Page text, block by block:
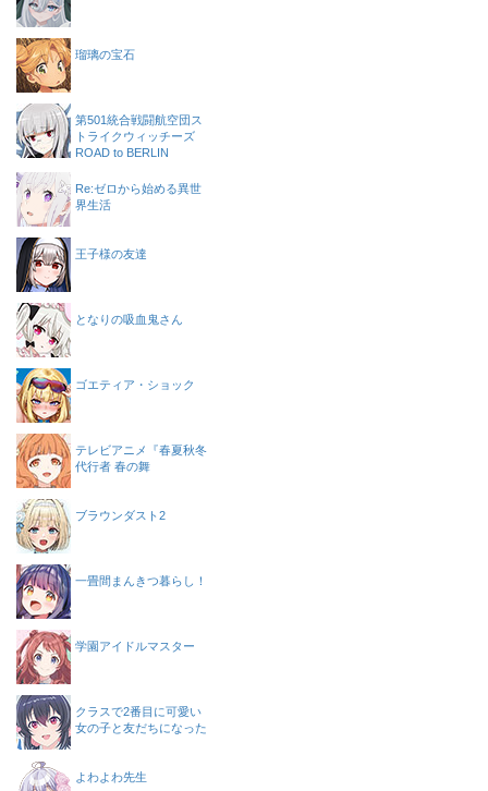
瑠璃の宝石
第501統合戦闘航空団ス
トライクウィッチーズ
ROAD to BERLIN
Re:ゼロから始める異世
界生活
王子様の友達
となりの吸血鬼さん
ゴエティア・ショック
テレビアニメ『春夏秋冬
代行者 春の舞
ブラウンダスト2
一畳間まんきつ暮らし！
学園アイドルマスター
クラスで2番目に可愛い
女の子と友だちになった
よわよわ先生